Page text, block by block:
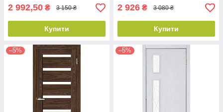
2 992,50 ₴ 3 150 ₴
Купити
2 926 ₴ 3 080 ₴
Купити
–5% –5%